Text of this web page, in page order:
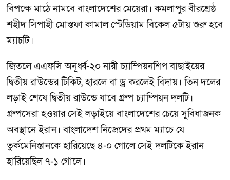
বিপক্ষে মাঠে নামবে বাংলাদেশের মেয়েরা। কমলাপুর বীরশ্রেষ্ঠ
শহীদ সিপাহী মোস্তফা কামাল স্টেডিয়াম বিকেল ৫টায় শুরু হবে
ম্যাচটি।
জিতলে এএফসি অনূর্ধ্ব-২০ নারী চ্যাম্পিয়নশিপ বাছাইয়ের
দ্বিতীয় রাউন্ডের টিকিট, হারলে বা ড্র করলেই বিদায়। তিন দলের
লড়াই শেষে দ্বিতীয় রাউন্ডে যাবে গ্রুপ চ্যাম্পিয়ন দলটি।
গ্রুপসেরা হওয়ার সেই লড়াইয়ে বাংলাদেশের চেয়ে সুবিধাজনক
অবস্থানে ইরান। বাংলাদেশ নিজেদের প্রথম ম্যাচে যে
তুর্কমেনিস্তানকে হারিয়েছে ৪-০ গোলে সেই দলটিকে ইরান
হারিয়েছিল ৭-১ গোলে।